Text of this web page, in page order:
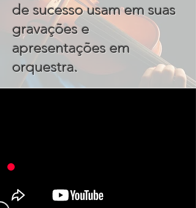
de sucesso usam em suas
gravações e
apresentações em
orquestra.